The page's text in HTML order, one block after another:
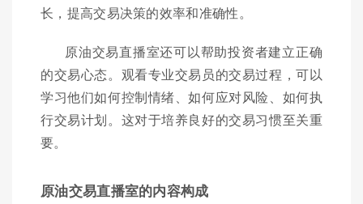
长，提高交易决策的效率和准确性。
原油交易直播室还可以帮助投资者建立正确
的交易心态。观看专业交易员的交易过程，可以
学习他们如何控制情绪、如何应对风险、如何执
行交易计划。这对于培养良好的交易习惯至关重
要。
原油交易直播室的内容构成